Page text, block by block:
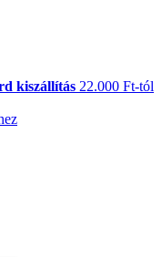
kiszállítás 22.000 Ft-tól